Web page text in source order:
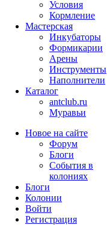
Условия
Кормление
Мастерская
Инкубаторы
Формикарии
Арены
Инструменты
Наполнители
Каталог
antclub.ru
Муравьи
Новое на сайте
Форум
Блоги
События в
колониях
Блоги
Колонии
Войти
Peгиcтpaция